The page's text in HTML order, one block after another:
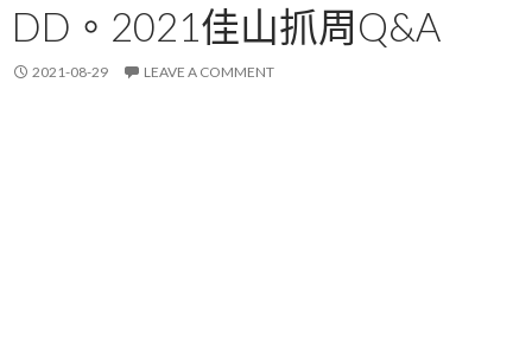
DD。2021佳山抓周Q&A
2021-08-29 LEAVE A COMMENT